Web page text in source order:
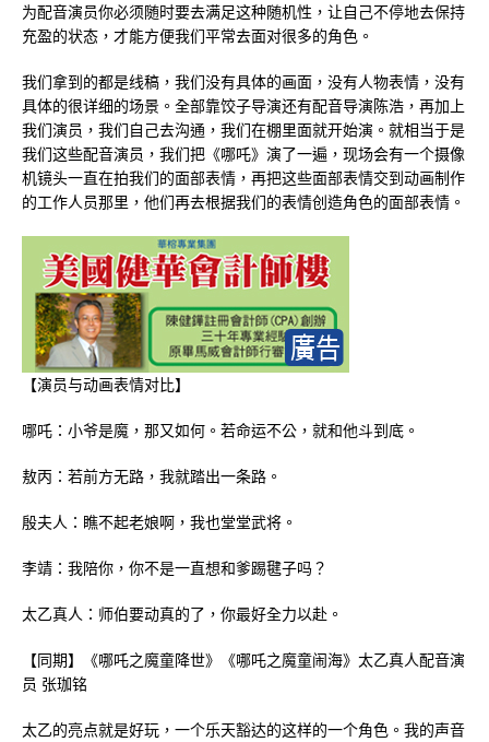
为配音演员你必须随时要去满足这种随机性，让自己不停地去保持
充盈的状态，才能方便我们平常去面对很多的角色。
我们拿到的都是线稿，我们没有具体的画面，没有人物表情，没有
具体的很详细的场景。全部靠饺子导演还有配音导演陈浩，再加上
我们演员，我们自己去沟通，我们在棚里面就开始演。就相当于是
我们这些配音演员，我们把《哪吒》演了一遍，现场会有一个摄像
机镜头一直在拍我们的面部表情，再把这些面部表情交到动画制作
的工作人员那里，他们再去根据我们的表情创造角色的面部表情。​
【演员与动画表情对比】
哪吒：小爷是魔，那又如何。若命运不公，就和他斗到底。
敖丙：若前方无路，我就踏出一条路。
殷夫人：瞧不起老娘啊，我也堂堂武将。
李靖：我陪你，你不是一直想和爹踢毽子吗？
太乙真人：师伯要动真的了，你最好全力以赴。
【同期】《哪吒之魔童降世》《哪吒之魔童闹海》太乙真人配音演
员 张珈铭
太乙的亮点就是好玩，一个乐天豁达的这样的一个角色。我的声音